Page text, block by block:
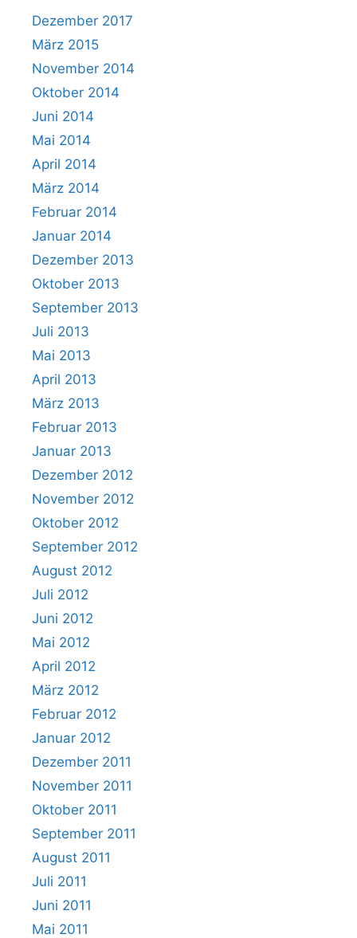
Dezember 2017
März 2015
November 2014
Oktober 2014
Juni 2014
Mai 2014
April 2014
März 2014
Februar 2014
Januar 2014
Dezember 2013
Oktober 2013
September 2013
Juli 2013
Mai 2013
April 2013
März 2013
Februar 2013
Januar 2013
Dezember 2012
November 2012
Oktober 2012
September 2012
August 2012
Juli 2012
Juni 2012
Mai 2012
April 2012
März 2012
Februar 2012
Januar 2012
Dezember 2011
November 2011
Oktober 2011
September 2011
August 2011
Juli 2011
Juni 2011
Mai 2011